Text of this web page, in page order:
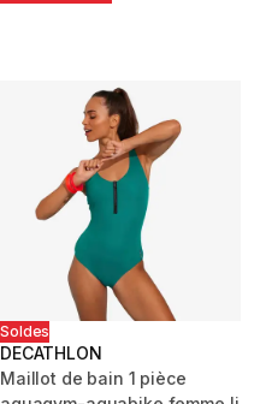
Soldes
DECATHLON
Maillot de bain 1 pièce